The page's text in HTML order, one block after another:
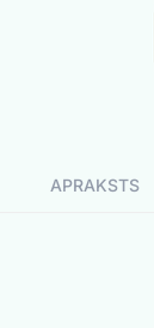
APRAKSTS